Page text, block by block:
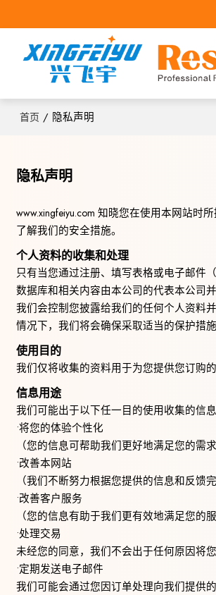
首页 / 隐私声明
隐私声明
www.xingfeiyu.com 知晓您在使用本网站时
了解我们的安全措施。
个人资料的收集和处理
只有当您通过注册、填写表格或电子邮件
数据库和相关内容由本公司的代表本公司
我们会控制您披露给我们的任何个人资料
情况下，我们将会确保采取适当的保护措
使用目的
我们仅将收集的资料用于为您提供您订购
信息用途
我们可能出于以下任一目的使用收集的信息
•将您的体验个性化
（您的信息可帮助我们更好地满足您的需求
•改善本网站
（我们不断努力根据您提供的信息和反馈
•改善客户服务
（您的信息有助于我们更有效地满足您的
•处理交易
未经您的同意，我们不会出于任何原因将
•定期发送电子邮件
我们可能会通过您因订单处理向我们提供